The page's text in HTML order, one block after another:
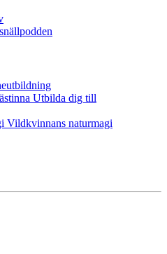
Utbilda dig till
Vildkvinnans naturmagi